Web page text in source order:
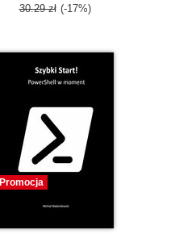
30.29 zł (-17%)
Promocja